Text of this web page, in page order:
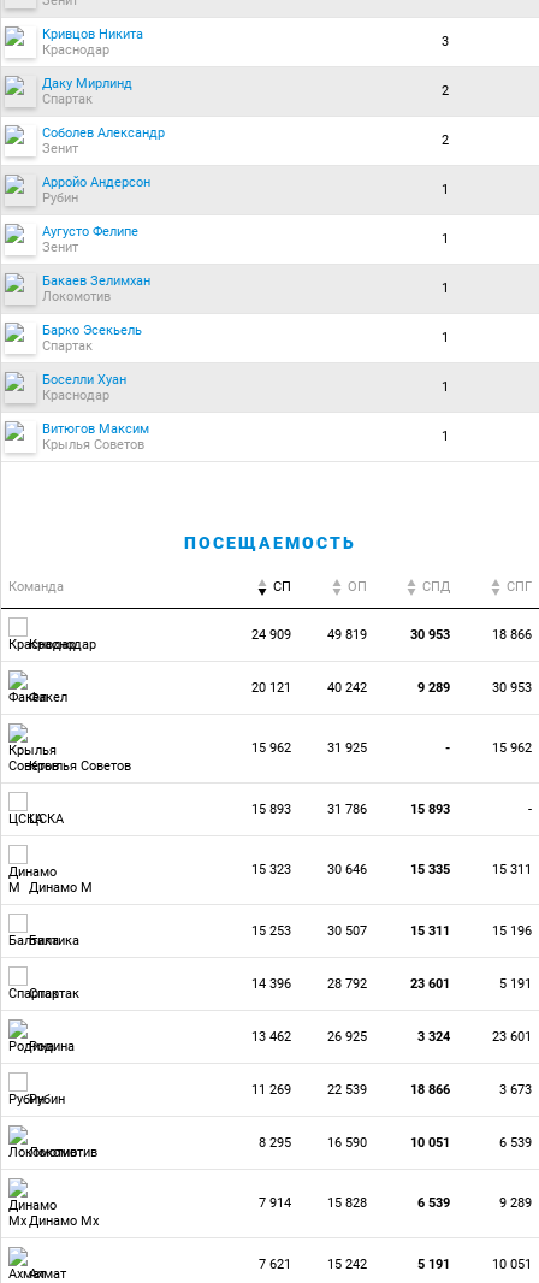
Кривцов Никита
Краснодар
3
Даку Мирлинд
Спартак
2
Соболев Александр
Зенит
2
Арройо Андерсон
Рубин
1
Аугусто Фелипе
Зенит
1
Бакаев Зелимхан
Локомотив
1
Барко Эсекьель
Спартак
1
Боселли Хуан
Краснодар
1
Витюгов Максим
Крылья Советов
1
ПОСЕЩАЕМОСТЬ
Команда СП ОП CПД CПГ
Краснодар
24 909 49 819 30 953 18 866
Факел
20 121 40 242 9 289 30 953
Крылья Советов
15 962 31 925 - 15 962
ЦСКА
15 893 31 786 15 893 -
Динамо М
15 323 30 646 15 335 15 311
Балтика
15 253 30 507 15 311 15 196
Спартак
14 396 28 792 23 601 5 191
Родина
13 462 26 925 3 324 23 601
Рубин
11 269 22 539 18 866 3 673
Локомотив
8 295 16 590 10 051 6 539
Динамо Мх
7 914 15 828 6 539 9 289
Ахмат
7 621 15 242 5 191 10 051